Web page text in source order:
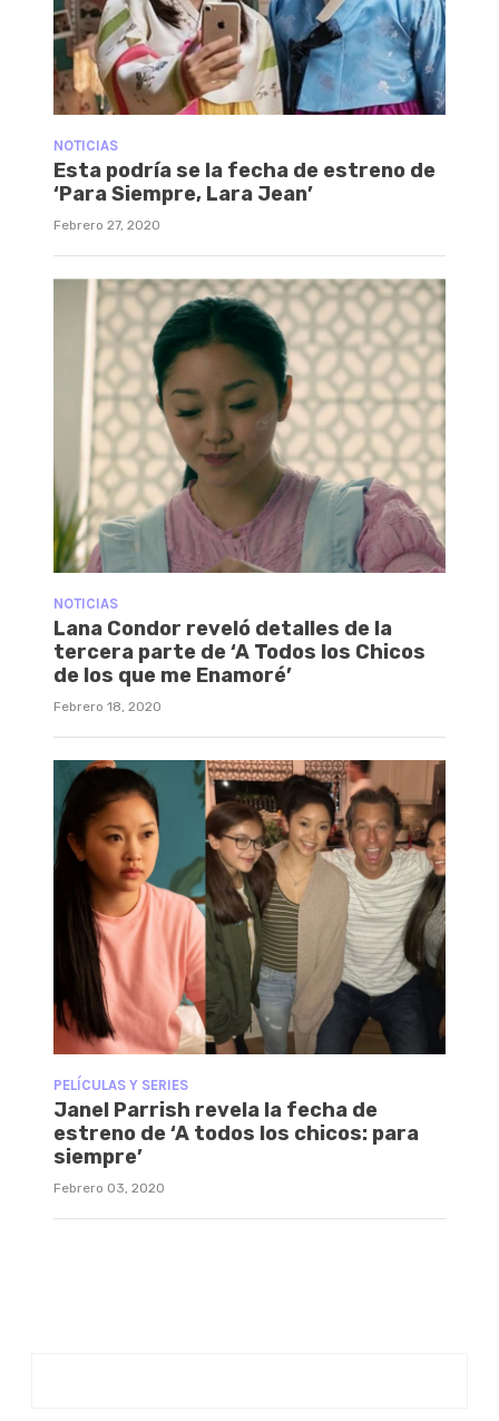
NOTICIAS
Esta podría se la fecha de estreno de
‘Para Siempre, Lara Jean’
Febrero 27, 2020
NOTICIAS
Lana Condor reveló detalles de la
tercera parte de ‘A Todos los Chicos
de los que me Enamoré’
Febrero 18, 2020
PELÍCULAS Y SERIES
Janel Parrish revela la fecha de
estreno de ‘A todos los chicos: para
siempre’
Febrero 03, 2020